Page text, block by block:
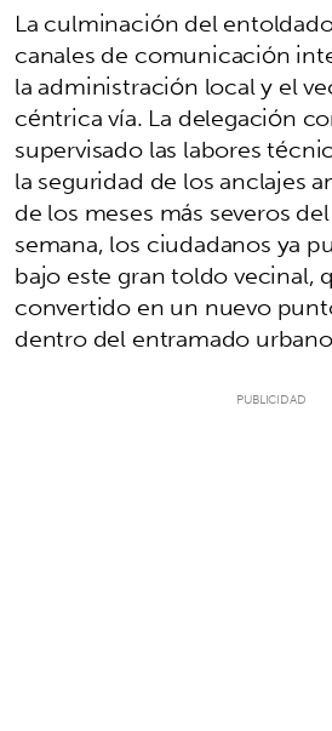
La culminación del
canales de comunicación
la administración local y el
céntrica vía. La delegación
supervisado las labores
la seguridad de los anclajes
de los meses más severos
semana, los ciudadanos ya
bajo este gran toldo vecinal,
convertido en un nuevo
dentro del entramado